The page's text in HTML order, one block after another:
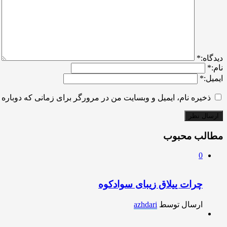
ديدگاه:*
نام:*
ایمیل:*
ذخیره نام، ایمیل و وبسایت من در مرورگر برای زمانی که
مطالب محبوب
0
چرات ییلاق زیبای سوادکوه
ارسال توسط azhdari